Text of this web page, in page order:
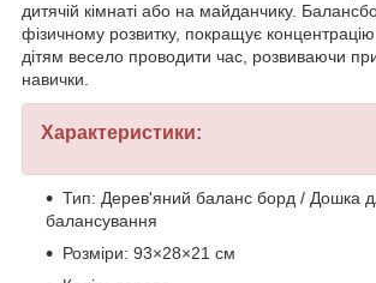
дитячій кімнаті або на майданчику.
фізичному розвитку, покращує
дітям весело проводити час, розвиваючи
навички.
Характеристики:
Тип: Дерев'яний баланс борд / Дошка
балансування
Розміри: 93×28×21 см